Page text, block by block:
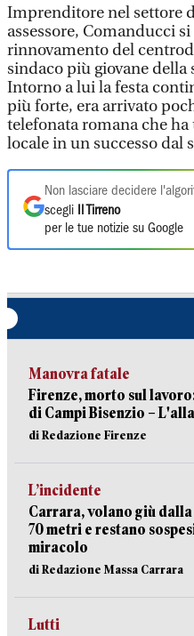
Imprenditore nel settore
assessore, Comanducci
rinnovamento del
sindaco più giovane della
Intorno a lui la festa
più forte, era arrivato
telefonata romana che
locale in un successo dal
Non lasciare decidere
scegli
Il Tirreno
per le tue notizie su Google
Manovra fatale
Firenze, morto sul
di Campi Bisenzio –
di Redazione Firenze
L’incidente
Carrara, volano giù
70 metri e restano
miracolo
di Redazione Massa Carrara
Lutti